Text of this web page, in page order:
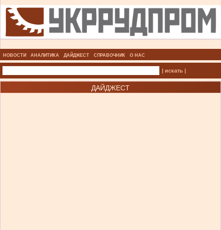
НОВОСТИ АНАЛИТИКА ДАЙДЖЕСТ СПРАВОЧНИК О НАС
| искать |
ДАЙДЖЕСТ